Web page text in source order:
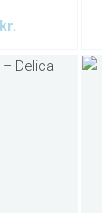
kr.